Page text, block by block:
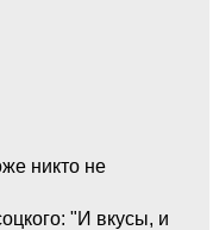
никто не
"И вкусы, и